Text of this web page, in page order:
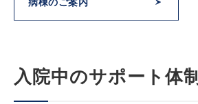
入院中のサポート体制